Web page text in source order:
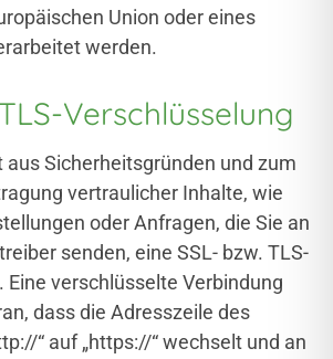
Union oder eines
werden.
Verschlüsselung
aus Sicherheitsgründen und zum
vertraulicher Inhalte, wie
oder Anfragen, die Sie an
senden, eine SSL- bzw. TLS-
Eine verschlüsselte Verbindung
dass die Adresszeile des
“ auf „https://“ wechselt und an